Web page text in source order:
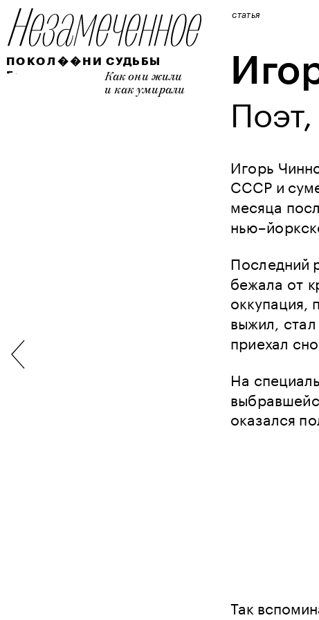
ПОКОЛ��НИ
Е:
Как они жили
и как умирали
СУДЬБЫ
статья
Игорь
СССР и
месяца
Последний
бежала от
оккупация,
выжил,
приехал
На
оказался
Так